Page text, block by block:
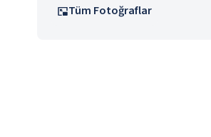
Tüm Fotoğraflar